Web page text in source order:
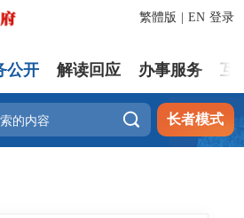
登录
繁體版 EN
公开 解读回应 办事服务 互
 长者模式